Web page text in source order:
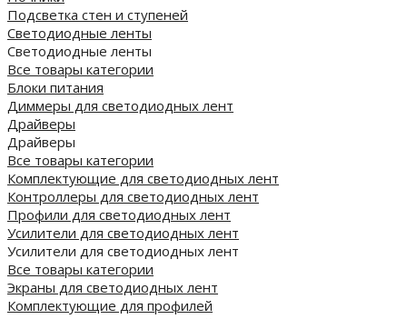
Подсветка стен и ступеней
Светодиодные ленты
Светодиодные ленты
Все товары категории
Блоки питания
Диммеры для светодиодных лент
Драйверы
Драйверы
Все товары категории
Комплектующие для светодиодных лент
Контроллеры для светодиодных лент
Профили для светодиодных лент
Усилители для светодиодных лент
Усилители для светодиодных лент
Все товары категории
Экраны для светодиодных лент
Комплектующие для профилей